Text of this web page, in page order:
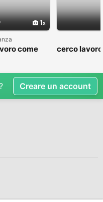
1
come
cerco
Creare un account